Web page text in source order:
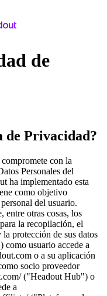
de
de Privacidad?
con la
Personales del
ha implementado esta
como objetivo
del usuario.
entre otras cosas, los
la recopilación, el
protección de sus datos
como usuario accede a
o a su aplicación
socio proveedor
("Headout Hub") o
a